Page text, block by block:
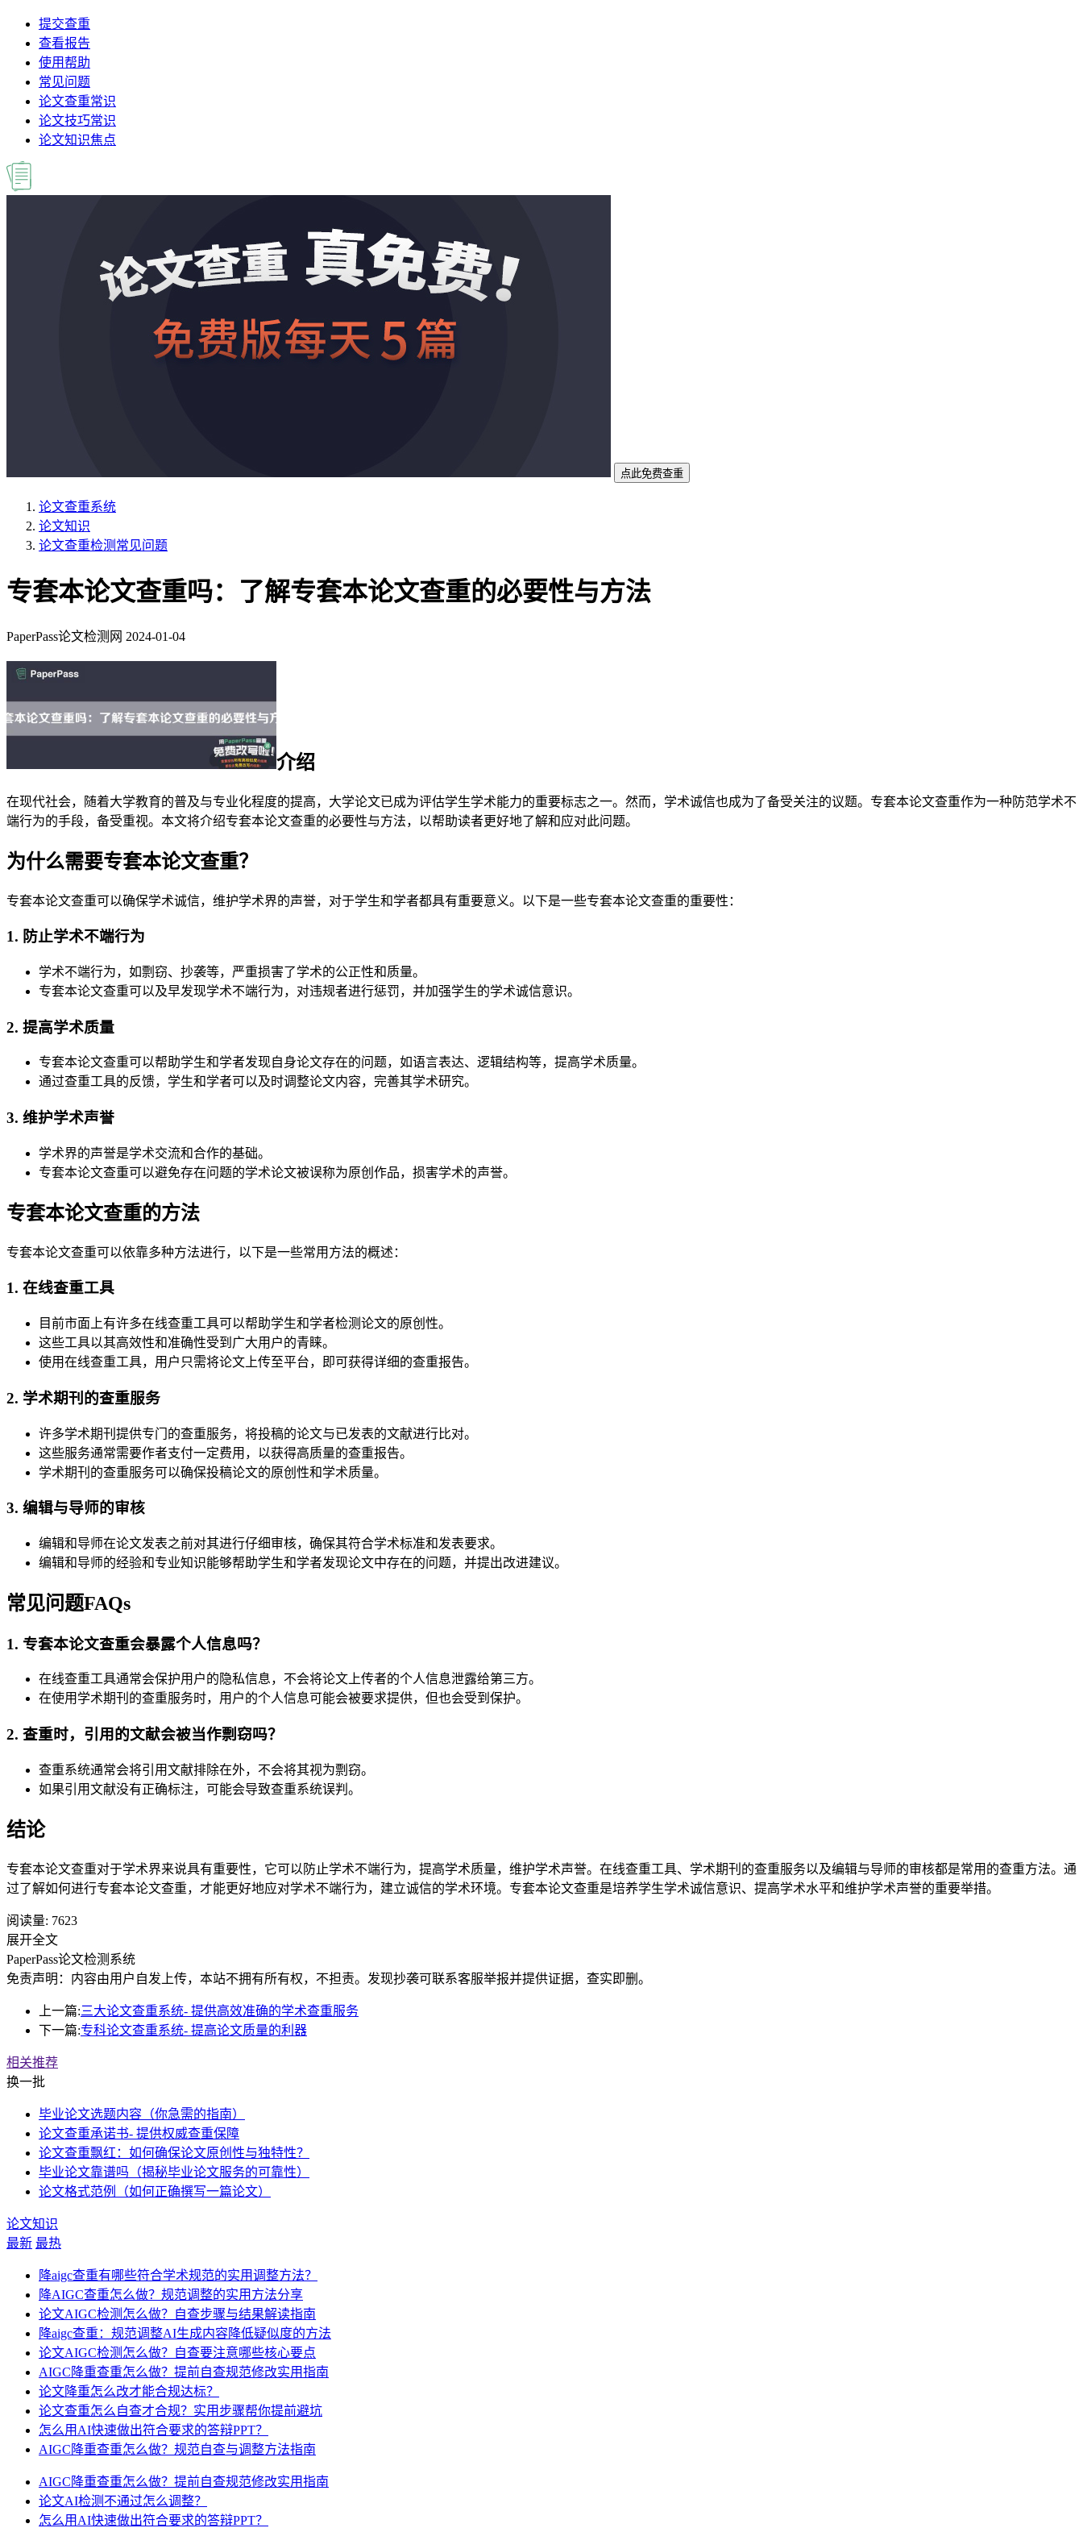
提交查重
查看报告
使用帮助
常见问题
论文查重常识
论文技巧常识
论文知识焦点
点此免费查重
论文查重系统
论文知识
论文查重检测常见问题
专套本论文查重吗：了解专套本论文查重的必要性与方法
PaperPass论文检测网 2024-01-04
介绍
在现代社会，随着大学教育的普及与专业化程度的提高，大学论文已成为评估学生学术能力的重要标志之一。然而，学术诚信也成为了备受关注的议题。专套本论文查重作为一种防范学术不
端行为的手段，备受重视。本文将介绍专套本论文查重的必要性与方法，以帮助读者更好地了解和应对此问题。
为什么需要专套本论文查重？
专套本论文查重可以确保学术诚信，维护学术界的声誉，对于学生和学者都具有重要意义。以下是一些专套本论文查重的重要性：
1. 防止学术不端行为
学术不端行为，如剽窃、抄袭等，严重损害了学术的公正性和质量。
专套本论文查重可以及早发现学术不端行为，对违规者进行惩罚，并加强学生的学术诚信意识。
2. 提高学术质量
专套本论文查重可以帮助学生和学者发现自身论文存在的问题，如语言表达、逻辑结构等，提高学术质量。
通过查重工具的反馈，学生和学者可以及时调整论文内容，完善其学术研究。
3. 维护学术声誉
学术界的声誉是学术交流和合作的基础。
专套本论文查重可以避免存在问题的学术论文被误称为原创作品，损害学术的声誉。
专套本论文查重的方法
专套本论文查重可以依靠多种方法进行，以下是一些常用方法的概述：
1. 在线查重工具
目前市面上有许多在线查重工具可以帮助学生和学者检测论文的原创性。
这些工具以其高效性和准确性受到广大用户的青睐。
使用在线查重工具，用户只需将论文上传至平台，即可获得详细的查重报告。
2. 学术期刊的查重服务
许多学术期刊提供专门的查重服务，将投稿的论文与已发表的文献进行比对。
这些服务通常需要作者支付一定费用，以获得高质量的查重报告。
学术期刊的查重服务可以确保投稿论文的原创性和学术质量。
3. 编辑与导师的审核
编辑和导师在论文发表之前对其进行仔细审核，确保其符合学术标准和发表要求。
编辑和导师的经验和专业知识能够帮助学生和学者发现论文中存在的问题，并提出改进建议。
常见问题FAQs
1. 专套本论文查重会暴露个人信息吗？
在线查重工具通常会保护用户的隐私信息，不会将论文上传者的个人信息泄露给第三方。
在使用学术期刊的查重服务时，用户的个人信息可能会被要求提供，但也会受到保护。
2. 查重时，引用的文献会被当作剽窃吗？
查重系统通常会将引用文献排除在外，不会将其视为剽窃。
如果引用文献没有正确标注，可能会导致查重系统误判。
结论
专套本论文查重对于学术界来说具有重要性，它可以防止学术不端行为，提高学术质量，维护学术声誉。在线查重工具、学术期刊的查重服务以及编辑与导师的审核都是常用的查重方法。通
过了解如何进行专套本论文查重，才能更好地应对学术不端行为，建立诚信的学术环境。专套本论文查重是培养学生学术诚信意识、提高学术水平和维护学术声誉的重要举措。
阅读量: 7623
展开全文
PaperPass论文检测系统
免责声明：内容由用户自发上传，本站不拥有所有权，不担责。发现抄袭可联系客服举报并提供证据，查实即删。
上一篇:三大论文查重系统- 提供高效准确的学术查重服务
下一篇:专科论文查重系统- 提高论文质量的利器
相关推荐
换一批
毕业论文选题内容（你急需的指南）
论文查重承诺书- 提供权威查重保障
论文查重飘红：如何确保论文原创性与独特性？
毕业论文靠谱吗（揭秘毕业论文服务的可靠性）
论文格式范例（如何正确撰写一篇论文）
论文知识
最新 最热
降aigc查重有哪些符合学术规范的实用调整方法？
降AIGC查重怎么做？规范调整的实用方法分享
论文AIGC检测怎么做？自查步骤与结果解读指南
降aigc查重：规范调整AI生成内容降低疑似度的方法
论文AIGC检测怎么做？自查要注意哪些核心要点
AIGC降重查重怎么做？提前自查规范修改实用指南
论文降重怎么改才能合规达标？
论文查重怎么自查才合规？实用步骤帮你提前避坑
怎么用AI快速做出符合要求的答辩PPT？
AIGC降重查重怎么做？规范自查与调整方法指南
AIGC降重查重怎么做？提前自查规范修改实用指南
论文AI检测不通过怎么调整？
怎么用AI快速做出符合要求的答辩PPT？